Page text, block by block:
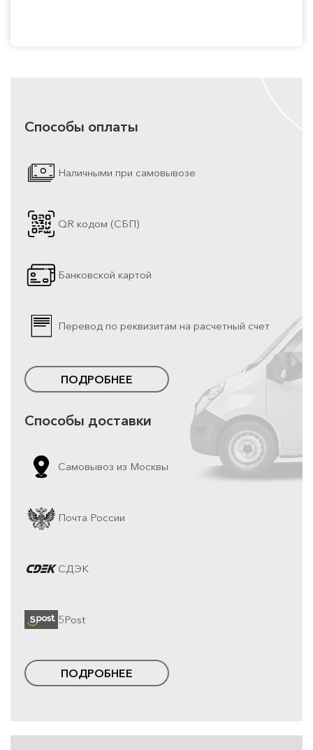
Способы оплаты
Наличными при самовывозе
QR кодом (СБП)
Банковской картой
Перевод по реквизитам на расчетный счет
ПОДРОБНЕЕ
Способы доставки
Самовывоз из Москвы
Почта России
СДЭК
5Post
ПОДРОБНЕЕ